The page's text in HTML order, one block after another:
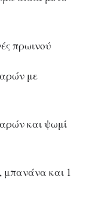
πρωινού
με
και ψωμί
και 1